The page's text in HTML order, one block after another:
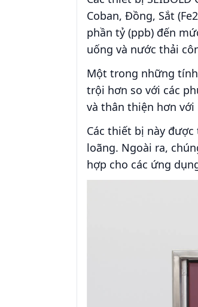
Coban, Đồng, Sắt
phần tỷ (ppb) đến
uống và nước thải
Một trong những tính
trội hơn so với các
và thân thiện hơn với
Các thiết bị này
loãng. Ngoài ra,
hợp cho các ứng